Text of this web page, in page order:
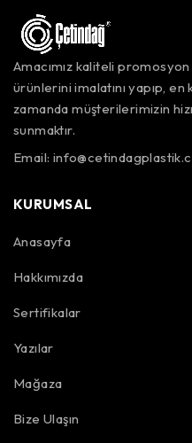
Amacımız kaliteli
ürünlerini imalatını yapıp, en
zamanda müşterilerimizin
sunmaktır.
Email:
KURUMSAL
Anasayfa
Hakkımızda
Sertifikalar
Yazılar
Mağaza
Bize Ulaşın